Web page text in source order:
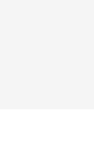
do